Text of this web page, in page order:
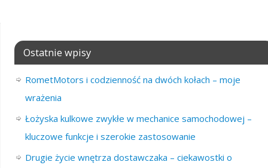
Ostatnie wpisy
RometMotors i codzienność na dwóch kołach – moje
wrażenia
Łożyska kulkowe zwykłe w mechanice samochodowej –
kluczowe funkcje i szerokie zastosowanie
Drugie życie wnętrza dostawczaka – ciekawostki o